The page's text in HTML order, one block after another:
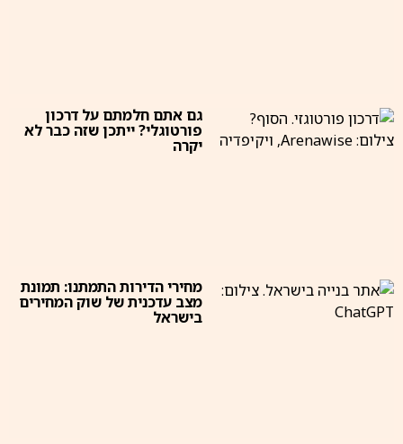
גם אתם חלמתם על דרכון
פורטוגלי? ייתכן שזה כבר לא
יקרה
מחירי הדירות התמתנו: תמונת
מצב עדכנית של שוק המחירים
בישראל